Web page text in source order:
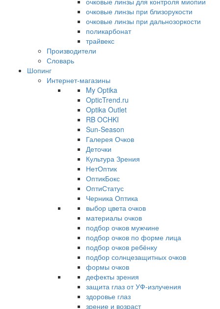
очковые линзы при близорукости
очковые линзы при дальнозоркости
поликарбонат
трайвекс
Производители
Словарь
Шопинг
Интернет-магазины
My Optika
OpticTrend.ru
Optika Outlet
RB OCHKI
Sun-Season
Галерея Очков
Деточки
Культура Зрения
НетОптик
ОптикБокс
ОптиСтатус
Черника Оптика
выбор цвета очков
материалы очков
подбор очков мужчине
подбор очков по форме лица
подбор очков ребёнку
подбор солнцезащитных очков
формы очков
дефекты зрения
защита глаз от УФ-излучения
здоровье глаз
зрение и возраст